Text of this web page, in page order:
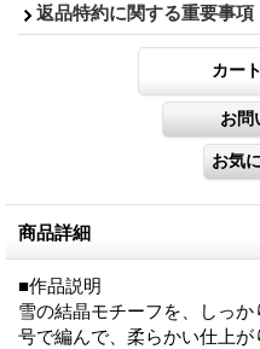
返品特約に関する重要事項
商品詳細
■作品説明
雪の結晶モチーフを、しっ
号で編んで、柔らかい仕上